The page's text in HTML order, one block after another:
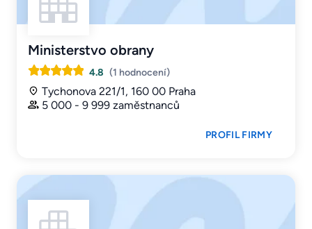
Ministerstvo obrany
4.8 (1 hodnocení)
Tychonova 221/1, 160 00 Praha
5 000 - 9 999 zaměstnanců
PROFIL FIRMY